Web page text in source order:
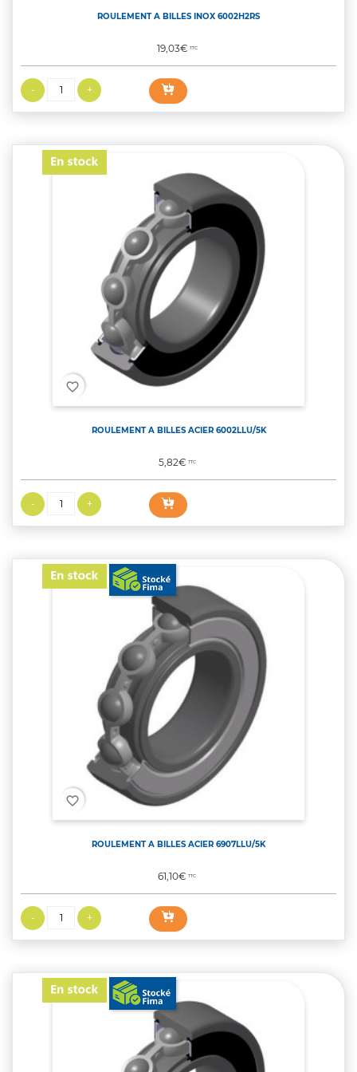
ROULEMENT A BILLES INOX 6002H2RS
Prix
19,03€TTC
favorite_border
ROULEMENT A BILLES ACIER 6002LLU/5K
Prix
5,82€TTC
favorite_border
ROULEMENT A BILLES ACIER 6907LLU/5K
Prix
61,10€TTC